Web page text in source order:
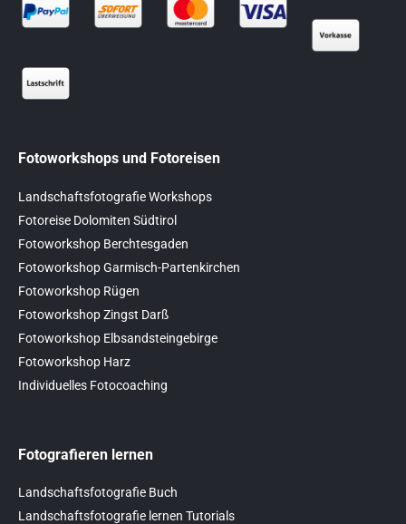
Fotoworkshops und Fotoreisen
Landschaftsfotografie Workshops
Fotoreise Dolomiten Südtirol
Fotoworkshop Berchtesgaden
Fotoworkshop Garmisch-Partenkirchen
Fotoworkshop Rügen
Fotoworkshop Zingst Darß
Fotoworkshop Elbsandsteingebirge
Fotoworkshop Harz
Individuelles Fotocoaching
Fotografieren lernen
Landschaftsfotografie Buch
Landschaftsfotografie lernen Tutorials